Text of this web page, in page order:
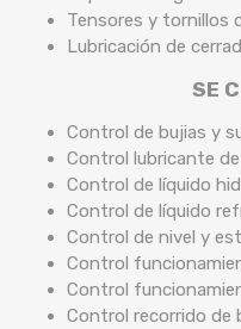
Tensores y tornillos
Lubricación de
SE
Control de bujias y
Control lubricante
Control de líquido
Control de líquido
Control de nivel y
Control
Control
Control recorrido de